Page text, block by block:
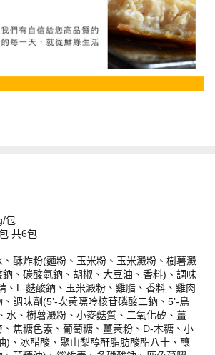
包
共6包
酥炸粉(麵粉、玉米粉、玉米澱粉、樹薯澱
、碳酸氫鈉、胡椒、大豆油、香料)、調味
、L-麩酸鈉、玉米澱粉、雞脂、香料、雞肉
調味劑(5’-次黃嘌呤核苷磷酸二鈉、5’-鳥
水、樹薯澱粉、小麥麩質、二氧化矽、薑
焦糖色素、葡萄糖、薑黃粉、D-木糖、小
)、冰醋酸、聚山梨醇酐脂肪酸酯八十、釀